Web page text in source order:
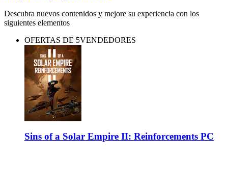
Descubra nuevos contenidos y mejore su experiencia con los
siguientes elementos
OFERTAS DE 5VENDEDORES
Sins of a Solar Empire II: Reinforcements PC